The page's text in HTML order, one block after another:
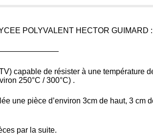
POLYVALENT HECTOR GUIMARD
capable de résister à une température
250°C / 300°C) .
une pièce d’environ 3cm de haut, 3 cm
par la suite.